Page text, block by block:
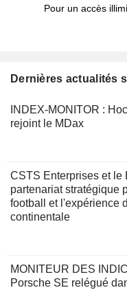
Pour un accès
Dernières actualités
INDEX-MONITOR :
rejoint le MDax
CSTS Enterprises et le
partenariat stratégique
football et l'expérience
continentale
MONITEUR DES
Porsche SE relégué